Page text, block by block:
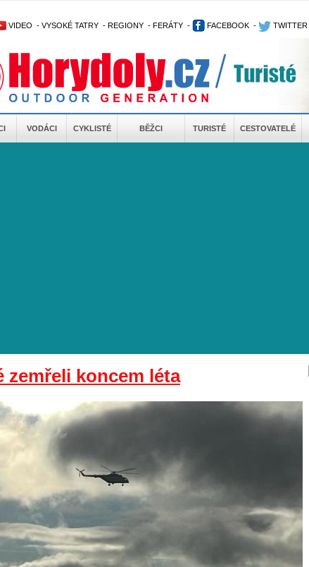
VIDEO - VYSOKÉ TATRY - REGIONY - FERÁTY - FACEBOOK - TWITTER
VODÁCI CYKLISTÉ BĚŽCI TURISTÉ CESTOVATELÉ
zemřeli koncem léta